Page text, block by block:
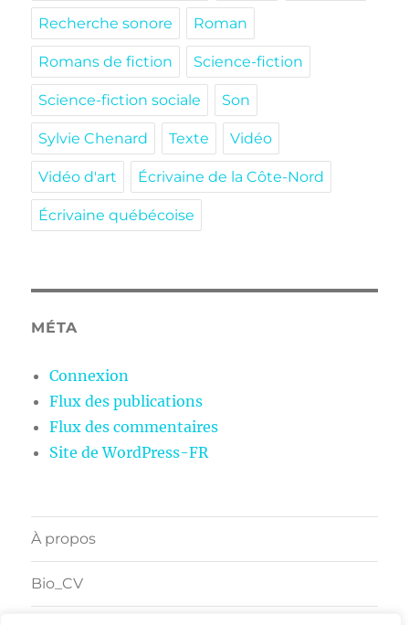
Recherche sonore Roman
Romans de fiction Science-fiction
Science-fiction sociale Son
Sylvie Chenard Texte Vidéo
Vidéo d'art Écrivaine de la Côte-Nord
Écrivaine québécoise
MÉTA
Connexion
Flux des publications
Flux des commentaires
Site de WordPress-FR
À propos
Bio_CV